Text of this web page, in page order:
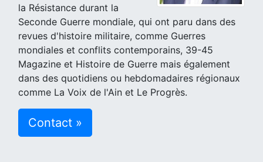
la Résistance durant la
Seconde Guerre mondiale, qui ont paru dans des
revues d'histoire militaire, comme Guerres
mondiales et conflits contemporains, 39-45
Magazine et Histoire de Guerre mais également
dans des quotidiens ou hebdomadaires régionaux
comme La Voix de l'Ain et Le Progrès.
Contact »